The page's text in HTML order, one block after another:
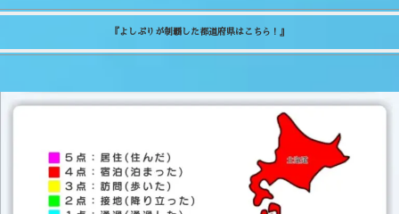
『よしぷりが制覇した都道府県はこちら！』